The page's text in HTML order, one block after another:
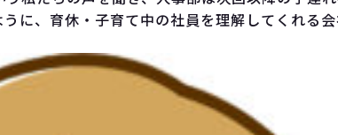
に、育休・子育て中の社員を理解してくれる